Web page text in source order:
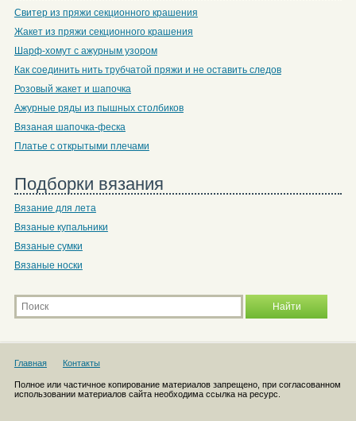
Свитер из пряжи секционного крашения
Жакет из пряжи секционного крашения
Шарф-хомут с ажурным узором
Как соединить нить трубчатой пряжи и не оставить следов
Розовый жакет и шапочка
Ажурные ряды из пышных столбиков
Вязаная шапочка-феска
Платье с открытыми плечами
Подборки вязания
Вязание для лета
Вязаные купальники
Вязаные сумки
Вязаные носки
Главная Контакты
Полное или частичное копирование материалов запрещено, при согласованном
использовании материалов сайта необходима ссылка на ресурс.